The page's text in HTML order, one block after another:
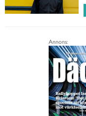
Annons: